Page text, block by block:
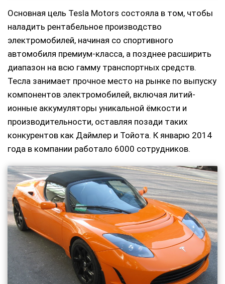
Основная цель Tesla Motors состояла в том, чтобы
наладить рентабельное производство
электромобилей, начиная со спортивного
автомобиля премиум-класса, а позднее расширить
диапазон на всю гамму транспортных средств.
Тесла занимает прочное место на рынке по выпуску
компонентов электромобилей, включая литий-
ионные аккумуляторы уникальной ёмкости и
производительности, оставляя позади таких
конкурентов как Даймлер и Тойота. К январю 2014
года в компании работало 6000 сотрудников.